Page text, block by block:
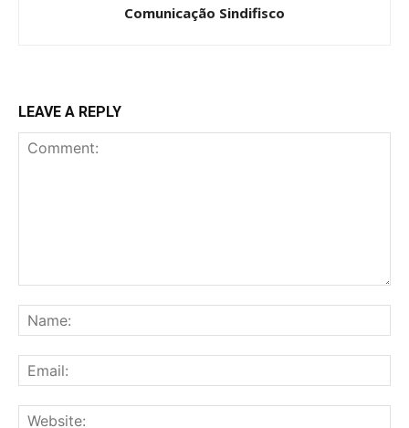
Comunicação Sindifisco
LEAVE A REPLY